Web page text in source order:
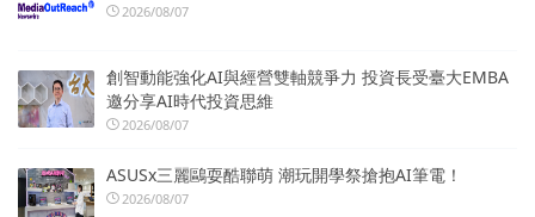
2026/08/07
創智動能強化AI與經營雙軸競爭力 投資長受臺大EMBA
邀分享AI時代投資思維
2026/08/07
ASUSx三麗鷗耍酷聯萌 潮玩開學祭搶抱AI筆電！
2026/08/07